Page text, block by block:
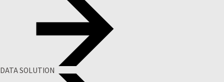
DATA SOLUTION